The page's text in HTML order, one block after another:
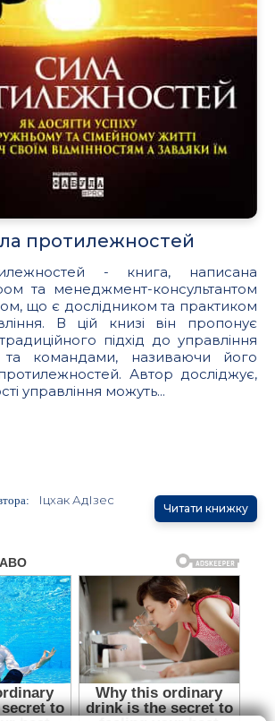
протилежностей
- книга, написана
та менеджмент-консультантом
що є дослідником та практиком
В цій книзі він пропонує
підхід до управління
та командами, називаючи його
Автор досліджує,
управління можуть...
Іцхак АдІзес
Читати книжку